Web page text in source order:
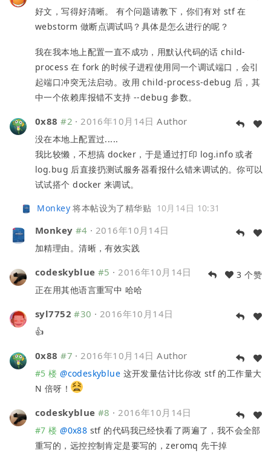
好文，写得好清晰。 有个问题请教下，你们有对 stf 在
webstorm 做断点调试吗？具体是怎么进行的呢？
我在我本地上配置一直不成功，用默认代码的话 child-
process 在 fork 的时候子进程使用同一个调试端口，会引
起端口冲突无法启动。改用 child-process-debug 后，其
中一个依赖库报错不支持 --debug 参数。
0x88 #2 · 2016年10月14日 Author
没在本地上配置过.....
我比较懒，不想搞 docker，于是通过打印 log.info 或者
log.bug 后直接扔测试服务器看报什么错来调试的。你可以
试试搭个 docker 来调试。
Monkey将本帖设为了精华贴 10月14日 10:31
Monkey #4 · 2016年10月14日
加精理由。清晰，有效实践
codeskyblue #5 · 2016年10月14日
3 个赞
正在用其他语言重写中 哈哈
syl7752 #30 · 2016年10月14日
👍
0x88 #7 · 2016年10月14日 Author
#5 楼 @codeskyblue 这开发量估计比你改 stf 的工作量大
N 倍呀！
codeskyblue #8 · 2016年10月14日
#7 楼 @0x88 stf 的代码我已经快看了两遍了，我不会全部
重写的，远控控制肯定是要写的，zeromq 先干掉